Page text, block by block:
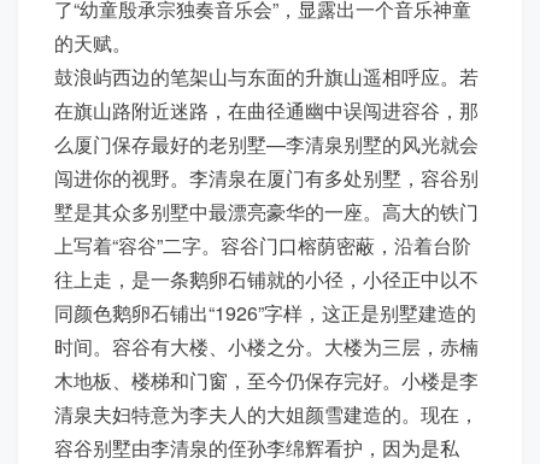
了“幼童殷承宗独奏音乐会”，显露出一个音乐神童
的天赋。
鼓浪屿西边的笔架山与东面的升旗山遥相呼应。若
在旗山路附近迷路，在曲径通幽中误闯进容谷，那
么厦门保存最好的老别墅—李清泉别墅的风光就会
闯进你的视野。李清泉在厦门有多处别墅，容谷别
墅是其众多别墅中最漂亮豪华的一座。高大的铁门
上写着“容谷”二字。容谷门口榕荫密蔽，沿着台阶
往上走，是一条鹅卵石铺就的小径，小径正中以不
同颜色鹅卵石铺出“1926”字样，这正是别墅建造的
时间。容谷有大楼、小楼之分。大楼为三层，赤楠
木地板、楼梯和门窗，至今仍保存完好。小楼是李
清泉夫妇特意为李夫人的大姐颜雪建造的。现在，
容谷别墅由李清泉的侄孙李绵辉看护，因为是私